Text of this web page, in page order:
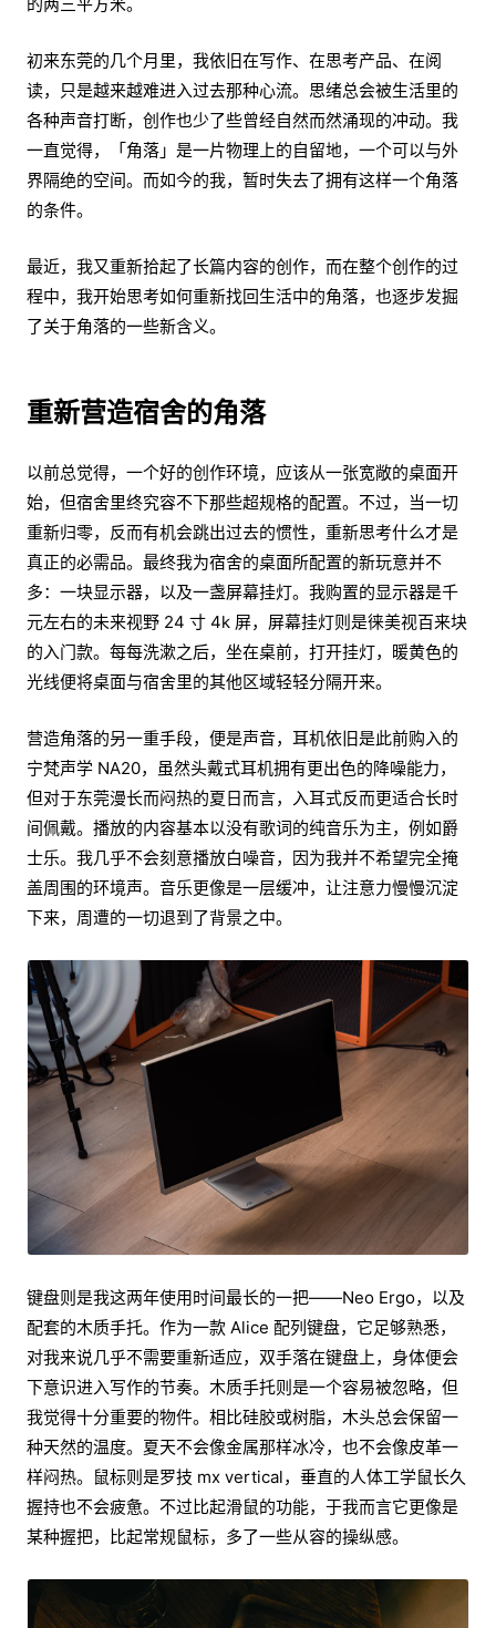
初来东莞的几个月里，我依旧在写作、在思考产品、在阅
读，只是越来越难进入过去那种心流。思绪总会被生活里的
各种声音打断，创作也少了些曾经自然而然涌现的冲动。我
一直觉得，「角落」是一片物理上的自留地，一个可以与外
界隔绝的空间。而如今的我，暂时失去了拥有这样一个角落
的条件。
最近，我又重新拾起了长篇内容的创作，而在整个创作的过
程中，我开始思考如何重新找回生活中的角落，也逐步发掘
了关于角落的一些新含义。
重新营造宿舍的角落
以前总觉得，一个好的创作环境，应该从一张宽敞的桌面开
始，但宿舍里终究容不下那些超规格的配置。不过，当一切
重新归零，反而有机会跳出过去的惯性，重新思考什么才是
真正的必需品。最终我为宿舍的桌面所配置的新玩意并不
多：一块显示器，以及一盏屏幕挂灯。我购置的显示器是千
元左右的未来视野 24 寸 4k 屏，屏幕挂灯则是徕美视百来块
的入门款。每每洗漱之后，坐在桌前，打开挂灯，暖黄色的
光线便将桌面与宿舍里的其他区域轻轻分隔开来。
营造角落的另一重手段，便是声音，耳机依旧是此前购入的
宁梵声学 NA20，虽然头戴式耳机拥有更出色的降噪能力，
但对于东莞漫长而闷热的夏日而言，入耳式反而更适合长时
间佩戴。播放的内容基本以没有歌词的纯音乐为主，例如爵
士乐。我几乎不会刻意播放白噪音，因为我并不希望完全掩
盖周围的环境声。音乐更像是一层缓冲，让注意力慢慢沉淀
下来，周遭的一切退到了背景之中。
键盘则是我这两年使用时间最长的一把——Neo Ergo，以及
配套的木质手托。作为一款 Alice 配列键盘，它足够熟悉，
对我来说几乎不需要重新适应，双手落在键盘上，身体便会
下意识进入写作的节奏。木质手托则是一个容易被忽略，但
我觉得十分重要的物件。相比硅胶或树脂，木头总会保留一
种天然的温度。夏天不会像金属那样冰冷，也不会像皮革一
样闷热。鼠标则是罗技 mx vertical，垂直的人体工学鼠长久
握持也不会疲惫。不过比起滑鼠的功能，于我而言它更像是
某种握把，比起常规鼠标，多了一些从容的操纵感。